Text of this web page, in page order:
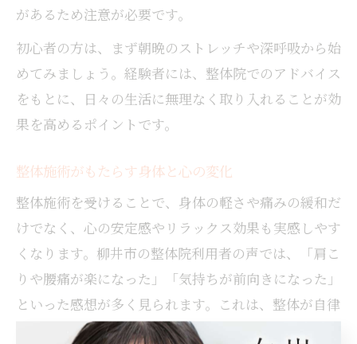
があるため注意が必要です。
初心者の方は、まず朝晩のストレッチや深呼吸から始
めてみましょう。経験者には、整体院でのアドバイス
をもとに、日々の生活に無理なく取り入れることが効
果を高めるポイントです。
整体施術がもたらす身体と心の変化
整体施術を受けることで、身体の軽さや痛みの緩和だ
けでなく、心の安定感やリラックス効果も実感しやす
くなります。柳井市の整体院利用者の声では、「肩こ
りや腰痛が楽になった」「気持ちが前向きになった」
といった感想が多く見られます。これは、整体が自律
神経のバランスを整えることで、ストレス緩和や睡眠